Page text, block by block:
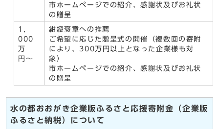
市ホームページでの紹介、感謝状及びお礼状
の贈呈
1，
000
万
円〜
紺綬褒章への推薦
ご希望に応じた贈呈式の開催（複数回の寄附
により、300万円以上となった企業様も対
象）
市ホームページでの紹介、感謝状及びお礼状
の贈呈
水の都おおがき企業版ふるさと応援寄附金（企業版
ふるさと納税）について